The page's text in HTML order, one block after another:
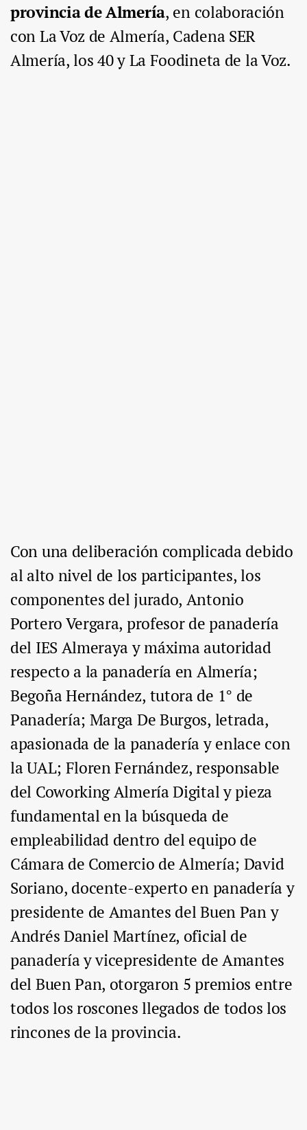
provincia de Almería, en colaboración
con La Voz de Almería, Cadena SER
Almería, los 40 y La Foodineta de la Voz.
Con una deliberación complicada debido
al alto nivel de los participantes, los
componentes del jurado, Antonio
Portero Vergara, profesor de panadería
del IES Almeraya y máxima autoridad
respecto a la panadería en Almería;
Begoña Hernández, tutora de 1° de
Panadería; Marga De Burgos, letrada,
apasionada de la panadería y enlace con
la UAL; Floren Fernández, responsable
del Coworking Almería Digital y pieza
fundamental en la búsqueda de
empleabilidad dentro del equipo de
Cámara de Comercio de Almería; David
Soriano, docente-experto en panadería y
presidente de Amantes del Buen Pan y
Andrés Daniel Martínez, oficial de
panadería y vicepresidente de Amantes
del Buen Pan, otorgaron 5 premios entre
todos los roscones llegados de todos los
rincones de la provincia.